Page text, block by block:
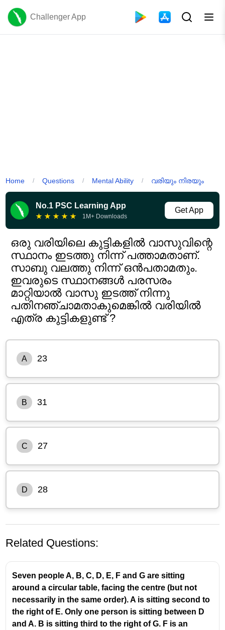
Challenger App
Home / Questions / Mental Ability / വരിയും നിരയും
No.1 PSC Learning App
★ ★ ★ ★ ★ 1M+ Downloads
Get App
ഒരു വരിയിലെ കുട്ടികളിൽ വാസുവിന്റെ
സ്ഥാനം ഇടത്തു നിന്ന് പത്താമതാണ്.
സാബു വലത്തു നിന്ന് ഒൻപതാമതും.
ഇവരുടെ സ്ഥാനങ്ങൾ പരസരം
മാറ്റിയാൽ വാസു ഇടത്ത് നിന്നു
പതിനഞ്ചാമതാകുമെങ്കിൽ വരിയിൽ
എത്ര കുട്ടികളുണ്ട് ?
A 23
B 31
C 27
D 28
ഈ വരിയിൽ ആകെ23 കുട്ടികളുണ്ട്.
Related Questions:
Seven people A, B, C, D, E, F and G are sitting
around a circular table, facing the centre (but not
necessarily in the same order). A is sitting second to
the right of E. Only one person is sitting between D
and A. B is sitting third to the right of G. F is an